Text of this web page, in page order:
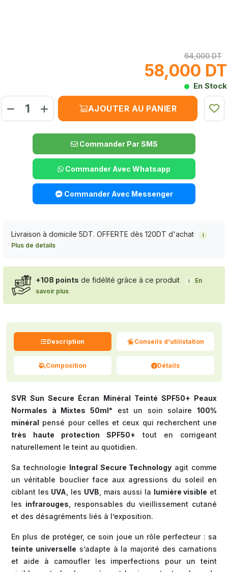
64,000 DT
58,000 DT
En Stock
AJOUTER AU PANIER
Commander Par SMS
Commander Avec Whatsapp
Commander Avec Messenger
Livraison à domicile 5DT. OFFERTE dès 120DT d'achat i
Plus de details
+108 points de fidélité grâce à ce produit i
En
savoir plus
Description Conseils d'utilistation
Composition Détails
SVR Sun Secure Écran Minéral Teinté SPF50+ Peaux
Normales à Mixtes 50ml* est un soin solaire 100%
minéral pensé pour celles et ceux qui recherchent une
très haute protection SPF50+ tout en corrigeant
naturellement le teint au quotidien.
Sa technologie Integral Secure Technology agit comme
un véritable bouclier face aux agressions du soleil en
ciblant les UVA , les UVB , mais aussi la lumière visible et
les infrarouges , responsables du vieillissement cutané
et des désagréments liés à l’exposition.
En plus de protéger, ce soin joue un rôle perfecteur : sa
teinte universelle s’adapte à la majorité des carnations
et aide à camoufler les imperfections pour un teint